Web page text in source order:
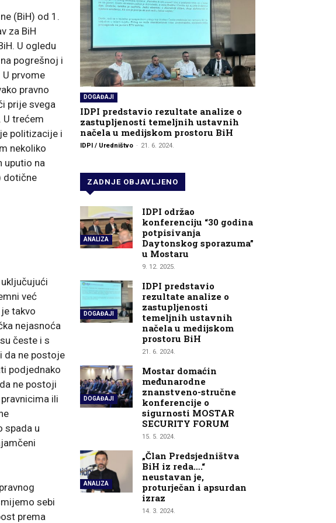
(BiH) od 1.
za BiH
U ogledu
pogrešnoj i
prvome
pravno
prije svega
U trećem
politizacije i
nekoliko
uputio na
dotične
već
takvo
nejasnoća
česte i s
da ne postoje
podjednako
ne postoji
ili
spada u
sebi
prema
DOGAĐAJI
IDPI predstavio rezultate analize o
zastupljenosti temeljnih ustavnih
načela u medijskom prostoru BiH
IDPI / Uredništvo - 21. 6. 2024.
ZADNJE OBJAVLJENO
ANALIZA
IDPI održao
konferenciju “30 godina
potpisivanja
Daytonskog sporazuma”
u Mostaru
9. 12. 2025.
DOGAĐAJI
IDPI predstavio
rezultate analize o
zastupljenosti
temeljnih ustavnih
načela u medijskom
prostoru BiH
21. 6. 2024.
DOGAĐAJI
Mostar domaćin
međunarodne
znanstveno-stručne
konferencije o
sigurnosti MOSTAR
SECURITY FORUM
15. 5. 2024.
ANALIZA
„Član Predsjedništva
BiH iz reda….“
neustavan je,
proturječan i apsurdan
izraz
14. 3. 2024.